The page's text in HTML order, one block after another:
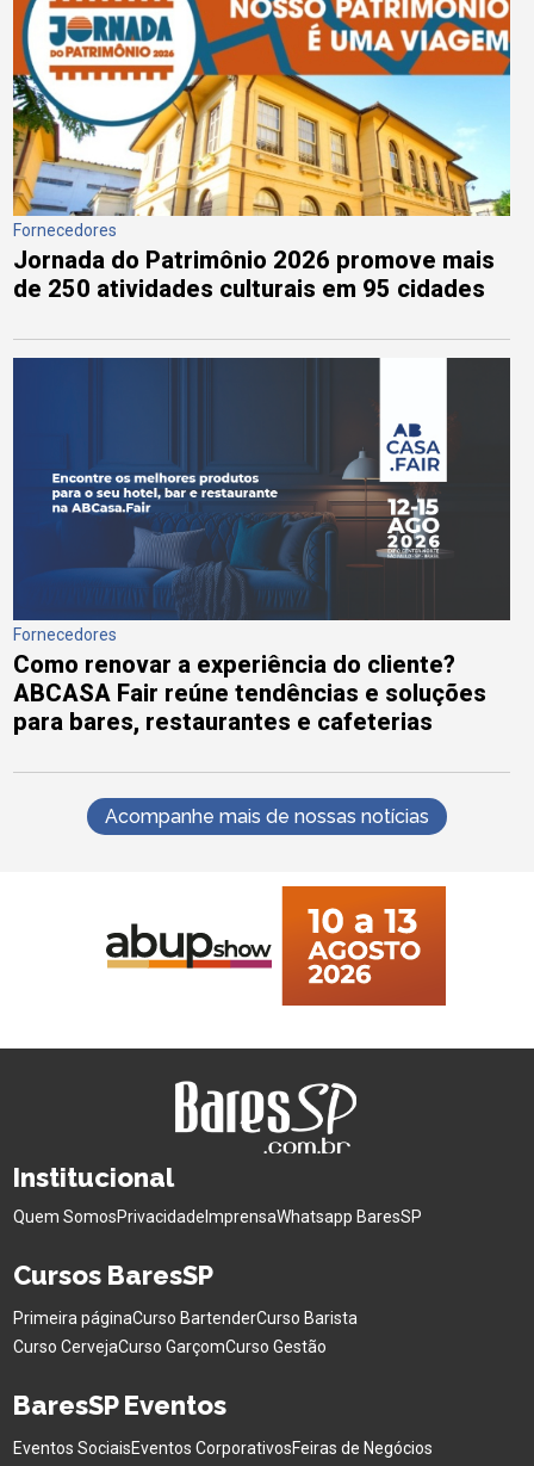
Fornecedores
Jornada do Patrimônio 2026 promove mais
de 250 atividades culturais em 95 cidades
Fornecedores
Como renovar a experiência do cliente?
ABCASA Fair reúne tendências e soluções
para bares, restaurantes e cafeterias
Acompanhe mais de nossas notícias
Institucional
Quem SomosPrivacidade ImprensaWhatsapp BaresSP
Cursos BaresSP
Primeira páginaCurso BartenderCurso Barista
Curso CervejaCurso GarçomCurso Gestão
BaresSP Eventos
Eventos SociaisEventos CorporativosFeiras de Negócios